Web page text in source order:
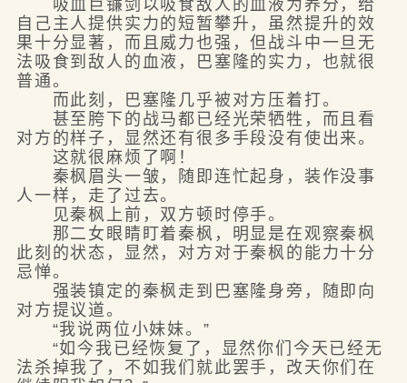
吸血巨镰剑以吸食敌人的血液为养分，给
自己主人提供实力的短暂攀升，虽然提升的效
果十分显著，而且威力也强，但战斗中一旦无
法吸食到敌人的血液，巴塞隆的实力，也就很
普通。
而此刻，巴塞隆几乎被对方压着打。
甚至胯下的战马都已经光荣牺牲，而且看
对方的样子，显然还有很多手段没有使出来。
这就很麻烦了啊！
秦枫眉头一皱，随即连忙起身，装作没事
人一样，走了过去。
见秦枫上前，双方顿时停手。
那二女眼睛盯着秦枫，明显是在观察秦枫
此刻的状态，显然，对方对于秦枫的能力十分
忌惮。
强装镇定的秦枫走到巴塞隆身旁，随即向
对方提议道。
“我说两位小妹妹。”
“如今我已经恢复了，显然你们今天已经无
法杀掉我了，不如我们就此罢手，改天你们在